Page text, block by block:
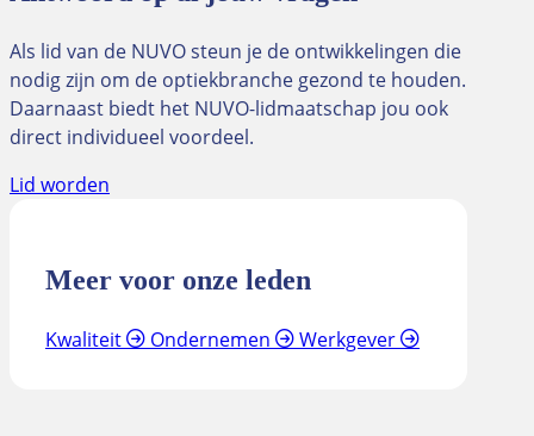
Als lid van de NUVO steun je de ontwikkelingen die
nodig zijn om de optiekbranche gezond te houden.
Daarnaast biedt het NUVO-lidmaatschap jou ook
direct individueel voordeel.
Lid worden
Meer voor onze leden
Kwaliteit Ondernemen Werkgever